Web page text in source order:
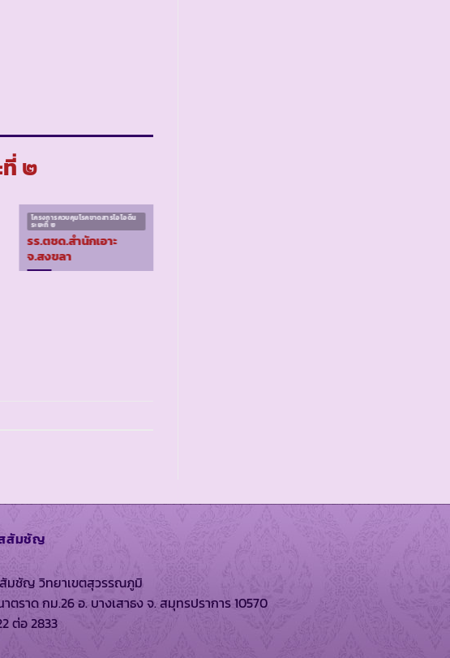
ที่ ๒
โครงการควบคุมโรคขาดสารไอโอดีน
ระยะที่ ๒
รร.ตชด.สำนักเอาะ
จ.สงขลา
สัมชัญ
มชัญ วิทยาเขตสุวรรณภูมิ
ตราด กม.26 อ. บางเสาธง จ. สมุทรปราการ 10570
ต่อ 2833